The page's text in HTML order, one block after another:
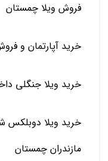
فروش ویلا چمستان
خرید آپارتمان و
خرید ویلا جنگلی
خرید ویلا دوبلکس
مازندران چمستان